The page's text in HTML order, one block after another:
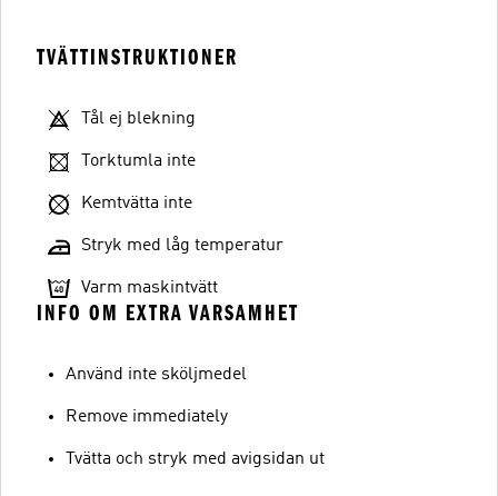
TVÄTTINSTRUKTIONER
Tål ej blekning
Torktumla inte
Kemtvätta inte
Stryk med låg temperatur
Varm maskintvätt
INFO OM EXTRA VARSAMHET
Använd inte sköljmedel
Remove immediately
Tvätta och stryk med avigsidan ut